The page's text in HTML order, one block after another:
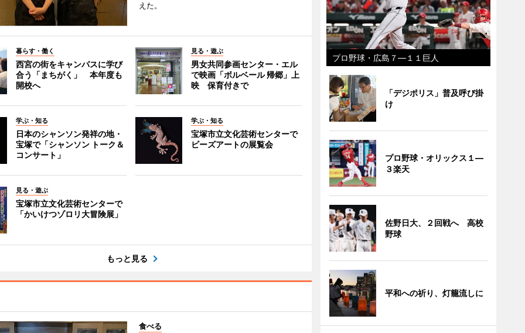
えた。
暮らす・働く
西宮の街をキャンパスに学び
合う「まちがく」 本年度も
開校へ
見る・遊ぶ
男女共同参画センター・エル
で映画「ボルベール 帰郷」上
映 保育付きで
学ぶ・知る
日本のシャンソン発祥の地・
宝塚で「シャンソン トーク＆
コンサート」
学ぶ・知る
宝塚市立文化芸術センターで
ビーズアートの展覧会
見る・遊ぶ
宝塚市立文化芸術センターで
「かいけつゾロリ大冒険展」
もっと見る
食べる
プロ野球・広島７―１１巨人
「デジポリス」普及呼び掛
け
プロ野球・オリックス１―
３楽天
佐野日大、２回戦へ 高校
野球
平和への祈り、灯籠流しに